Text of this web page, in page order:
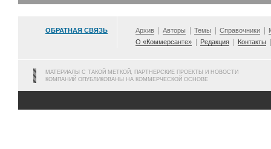
ОБРАТНАЯ СВЯЗЬ Архив Авторы Темы Справочники
О «Коммерсанте»
Редакция Контакты
МАТЕРИАЛЫ С ТАКОЙ МЕТКОЙ, ПАРТНЕРСКИЕ ПРОЕКТЫ И НОВОСТИ
КОМПАНИЙ ОПУБЛИКОВАНЫ НА КОММЕРЧЕСКОЙ ОСНОВЕ